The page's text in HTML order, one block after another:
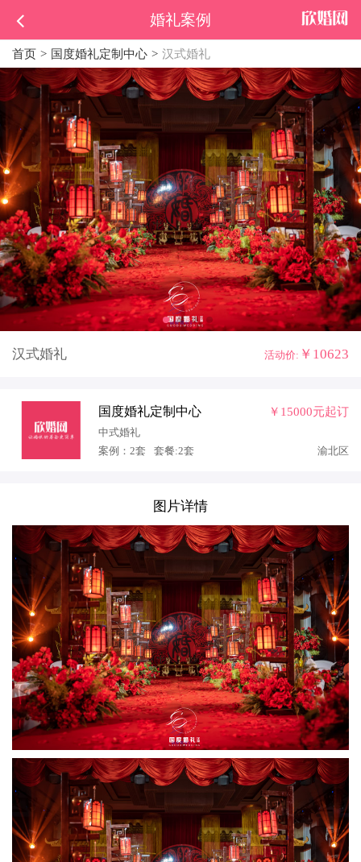
婚礼案例
首页 国度婚礼定制中心 汉式婚礼
汉式婚礼 活动价: ￥10623
国度婚礼定制中心 ￥15000元起订
中式婚礼
案例：2套
套餐:2套 渝北区
图片详情